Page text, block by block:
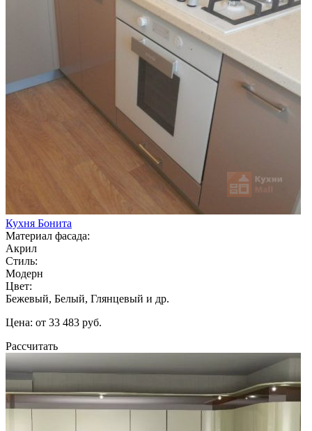
Кухня Бонита
Материал фасада:
Акрил
Стиль:
Модерн
Цвет:
Бежевый, Белый, Глянцевый и др.
Цена: от 33 483 руб.
Рассчитать